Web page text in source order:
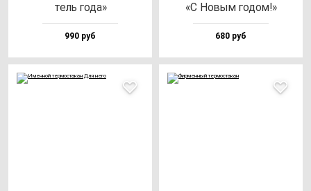
тель го­да»
990 руб
«С Новым го­дом!»
680 руб